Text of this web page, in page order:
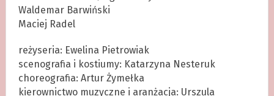
Waldemar Barwiński
Maciej Radel
reżyseria: Ewelina Pietrowiak
scenografia i kostiumy: Katarzyna Nesteruk
choreografia: Artur Żymełka
kierownictwo muzyczne i aranżacja: Urszula